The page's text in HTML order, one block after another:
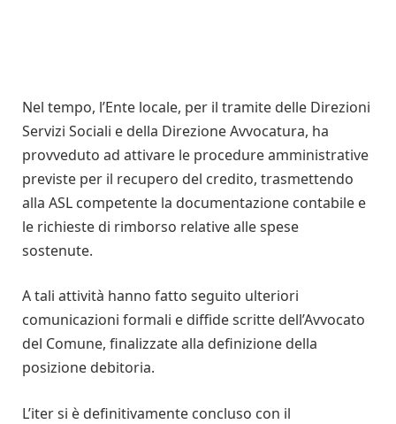
Nel tempo, l’Ente locale, per il tramite delle Direzioni
Servizi Sociali e della Direzione Avvocatura, ha
provveduto ad attivare le procedure amministrative
previste per il recupero del credito, trasmettendo
alla ASL competente la documentazione contabile e
le richieste di rimborso relative alle spese
sostenute.
A tali attività hanno fatto seguito ulteriori
comunicazioni formali e diffide scritte dell’Avvocato
del Comune, finalizzate alla definizione della
posizione debitoria.
L’iter si è definitivamente concluso con il